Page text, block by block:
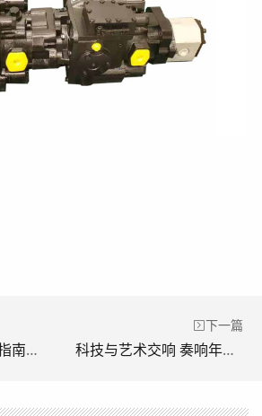
2026痔疮诊疗选型指南：从微生态全周期管理看行业主流方案
下一篇
科技与艺术交响 奏响年度华章 北京移动全球通2026新年音乐会圆满落幕